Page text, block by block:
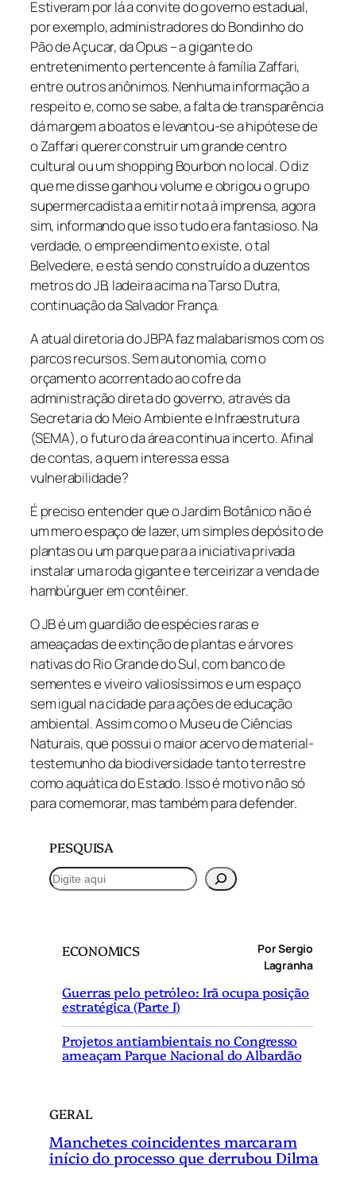
Estiveram por lá a convite do governo estadual,
por exemplo, administradores do Bondinho do
Pão de Açucar, da Opus – a gigante do
entretenimento pertencente à família Zaffari,
entre outros anônimos. Nenhuma informação a
respeito e, como se sabe, a falta de transparência
dá margem a boatos e levantou-se a hipótese de
o Zaffari querer construir um grande centro
cultural ou um shopping Bourbon no local. O diz
que me disse ganhou volume e obrigou o grupo
supermercadista a emitir nota à imprensa, agora
sim, informando que isso tudo era fantasioso. Na
verdade, o empreendimento existe, o tal
Belvedere, e está sendo construído a duzentos
metros do JB, ladeira acima na Tarso Dutra,
continuação da Salvador França.
A atual diretoria do JBPA faz malabarismos com os
parcos recursos. Sem autonomia, com o
orçamento acorrentado ao cofre da
administração direta do governo, através da
Secretaria do Meio Ambiente e Infraestrutura
(SEMA), o futuro da área continua incerto. Afinal
de contas, a quem interessa essa
vulnerabilidade?
É preciso entender que o ​Jardim Botânico não é
um mero espaço de lazer, um simples depósito de
plantas ou um parque para a iniciativa privada
instalar uma roda gigante e terceirizar a venda de
hambúrguer em contêiner.
O JB ​​é um guardião de espécies ​​​raras e
ameaçadas de extinção​ de plantas e árvores
nativas do Rio Grande do Sul​, com banco de
sementes e viveiro valiosíssimos e um espaço
sem igual na cidade para ações de educação
ambiental. Assim como o Museu de Ciências
Naturais, que possui o maior acervo de material-
testemunho da biodiversidade tanto terrestre
como aquática do Estado. Isso é motivo não só
para comemorar, mas também para defender.
PESQUISA
P
e
ECONOMICS
Por Sergio
Lagranha
Guerras pelo petróleo: Irã ocupa posição
estratégica (Parte I)
Projetos antiambientais no Congresso
ameaçam Parque Nacional do Albardão
GERAL
Manchetes coincidentes marcaram
início do processo que derrubou Dilma